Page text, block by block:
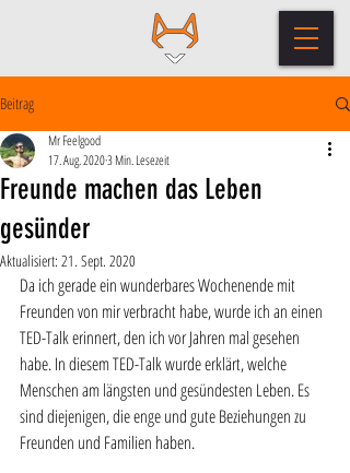
Beitrag
Freunde machen das Leben
gesünder
Mr Feelgood
17. Aug. 20203 Min. Lesezeit
Aktualisiert: 21. Sept. 2020
Da ich gerade ein wunderbares Wochenende mit
Freunden von mir verbracht habe, wurde ich an einen
TED-Talk erinnert, den ich vor Jahren mal gesehen
habe. In diesem TED-Talk wurde erklärt, welche
Menschen am längsten und gesündesten Leben. Es
sind diejenigen, die enge und gute Beziehungen zu
Freunden und Familien haben.